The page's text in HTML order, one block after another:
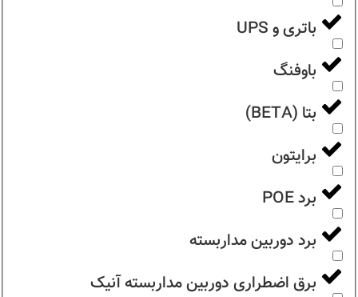
باتری و UPS
باوفنگ
بتا (BETA)
برایتون
برد POE
برد دوربین مداربسته
برق اضطراری دوربین مداربسته آنیک